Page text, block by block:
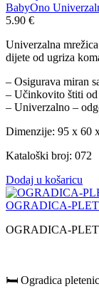
BabyOno
5.90 €
Univerzalna
dijete od ugriza
– Osigurava miran
– Učinkovito štiti od
– Univerzalno –
Dimenzije: 95 x 60
Kataloški broj: 072
Dodaj u košaricu
OGRADICA-
OGRADICA-
🛏️ Ogradica